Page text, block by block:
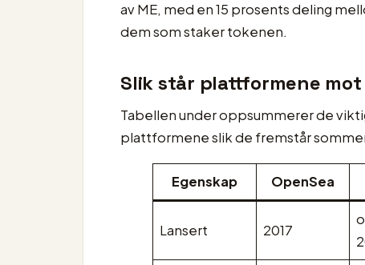
av ME, med en 15 prosents deling
dem som staker tokenen.
Slik står plattformene
Tabellen under oppsummerer de
plattformene slik de fremstår
Egenskap OpenSea
Lansert 2017